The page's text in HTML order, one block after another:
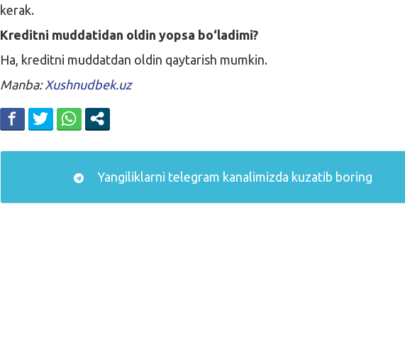
kerak.
Kreditni muddatidan oldin yopsa bo‘ladimi?
Ha, kreditni muddatdan oldin qaytarish mumkin.
Manba: Xushnudbek.uz
Yangiliklarni telegram kanalimizda kuzatib boring